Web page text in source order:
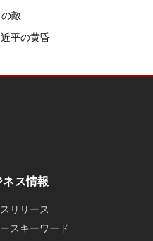
敵
平の黄昏
ネス情報
リリース
スキーワード